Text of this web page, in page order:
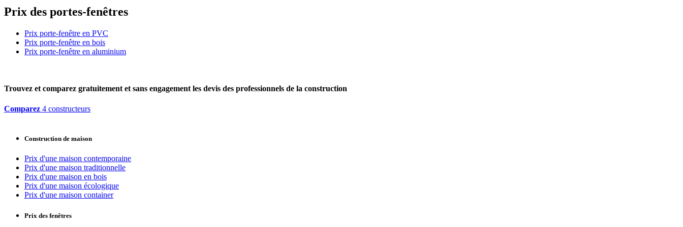
Prix des portes-fenêtres
Prix porte-fenêtre en PVC
Prix porte-fenêtre en bois
Prix porte-fenêtre en aluminium
Trouvez et comparez gratuitement et sans engagement les devis des professionnels de la construction
Comparez 4 constructeurs
Construction de maison
Prix d'une maison contemporaine
Prix d'une maison traditionnelle
Prix d'une maison en bois
Prix d'une maison écologique
Prix d'une maison container
Prix des fenêtres